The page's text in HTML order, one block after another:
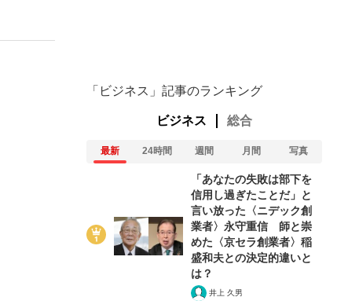
「ビジネス」記事のランキング
ビジネス 総合
最新 24時間 週間 月間 写真
「あなたの失敗は部下を
信用し過ぎたことだ」と
言い放った〈ニデック創
業者〉永守重信 師と崇
めた〈京セラ創業者〉稲
盛和夫との決定的違いと
は？
井上 久男